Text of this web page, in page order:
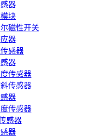
器
块
磁性开关
器
感器
器
传感器
传感器
器
传感器
感器
器